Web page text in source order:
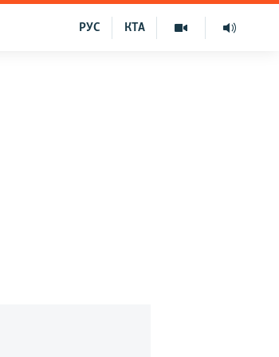
КТА
РУС